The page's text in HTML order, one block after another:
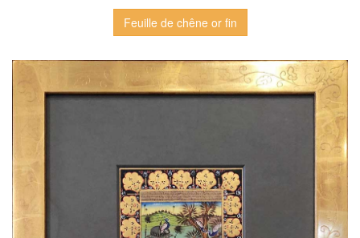
Feuille de chêne or fin